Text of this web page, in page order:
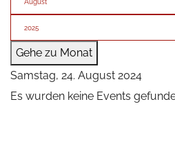
Gehe zu Monat
Samstag, 24. August 2024
Es wurden keine Events